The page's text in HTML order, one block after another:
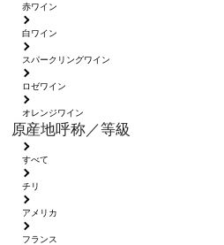
赤ワイン
白ワイン
スパークリングワイン
ロゼワイン
オレンジワイン
原産地呼称／等級
すべて
チリ
アメリカ
フランス